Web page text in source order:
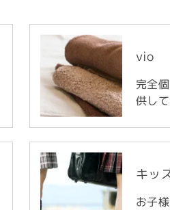
vio
完全
供し
キッ
お子